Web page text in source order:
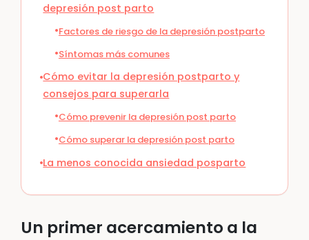
depresión post parto
Factores de riesgo de la depresión postparto
Síntomas más comunes
Cómo evitar la depresión postparto y
consejos para superarla
Cómo prevenir la depresión post parto
Cómo superar la depresión post parto
La menos conocida ansiedad posparto
Un primer acercamiento a la